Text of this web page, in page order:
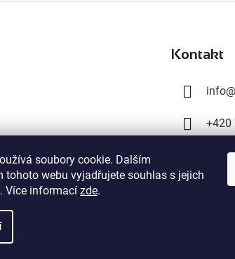
soubory cookie. Dalším
tohoto webu vyjadřujete souhlas s jejich
Více informací zde.
Kontakt
info@
+420